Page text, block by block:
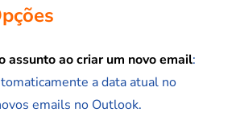
assunto ao criar um novo email:
a data atual no
emails no Outlook.